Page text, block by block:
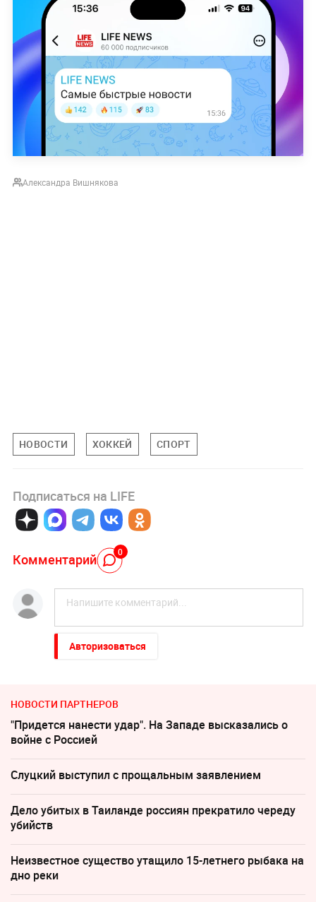
Александра Вишнякова
НОВОСТИ ХОККЕЙ СПОРТ
Подписаться на LIFE
Комментарий 0
Авторизоваться
НОВОСТИ ПАРТНЕРОВ
"Придется нанести удар". На Западе высказались о
войне с Россией
Слуцкий выступил с прощальным заявлением
Дело убитых в Таиланде россиян прекратило череду
убийств
Неизвестное существо утащило 15-летнего рыбака на
дно реки